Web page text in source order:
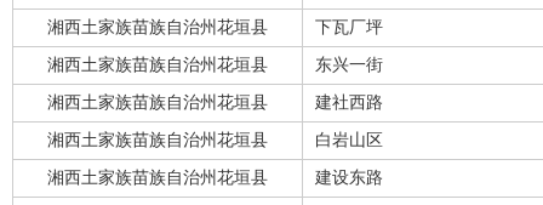
湘西土家族苗族自治州花垣县 下瓦厂坪
湘西土家族苗族自治州花垣县 东兴一街
湘西土家族苗族自治州花垣县 建社西路
湘西土家族苗族自治州花垣县 白岩山区
湘西土家族苗族自治州花垣县 建设东路